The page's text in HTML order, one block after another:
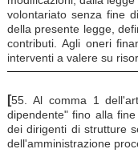
volontariato senza fine
della presente legge,
contributi. Agli oneri
interventi a valere su
[55. Al comma 1
dipendente" fino alla
dei dirigenti di strutture
dell'amministrazione